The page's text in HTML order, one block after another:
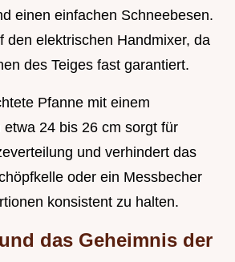
einen einfachen Schneebesen.
den elektrischen Handmixer, da
des Teiges fast garantiert.
Pfanne mit einem
24 bis 26 cm sorgt für
und verhindert das
oder ein Messbecher
konsistent zu halten.
das Geheimnis der